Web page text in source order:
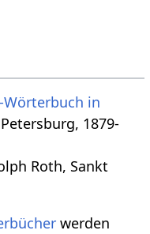
Wörterbuch in
1879-
Roth, Sankt
werden